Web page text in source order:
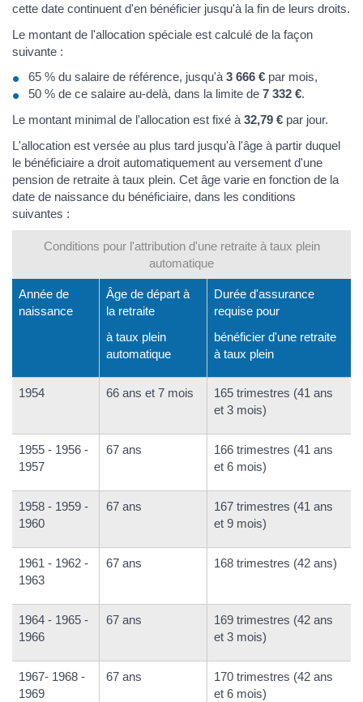
cette date continuent d'en bénéficier jusqu'à la fin de leurs droits.
Le montant de l'allocation spéciale est calculé de la façon
suivante :
65 % du salaire de référence, jusqu'à 3 666 € par mois,
50 % de ce salaire au-delà, dans la limite de 7 332 €.
Le montant minimal de l'allocation est fixé à32,79 € par jour.
L'allocation est versée au plus tard jusqu'à l'âge à partir duquel
le bénéficiaire a droit automatiquement au versement d'une
pension de retraite à taux plein. Cet âge varie en fonction de la
date de naissance du bénéficiaire, dans les conditions
suivantes :
Conditions pour l'attribution d'une retraite à taux plein
automatique
Année de
naissance
Âge de départ à
la retraite
à taux plein
automatique
Durée d'assurance
requise pour
bénéficier d'une retraite
à taux plein
1954 66 ans et 7 mois
165 trimestres (41 ans
et 3 mois)
1955 - 1956 -
1957
67 ans
166 trimestres (41 ans
et 6 mois)
1958 - 1959 -
1960
67 ans
167 trimestres (41 ans
et 9 mois)
1961 - 1962 -
1963
67 ans 168 trimestres (42 ans)
1964 - 1965 -
1966
67 ans
169 trimestres (42 ans
et 3 mois)
1967- 1968 -
1969
67 ans
170 trimestres (42 ans
et 6 mois)